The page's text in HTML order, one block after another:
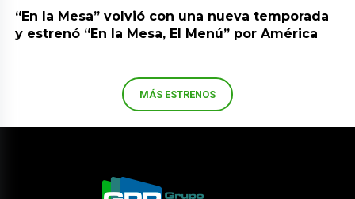
“En la Mesa” volvió con una nueva temporada
y estrenó “En la Mesa, El Menú” por América
MÁS ESTRENOS